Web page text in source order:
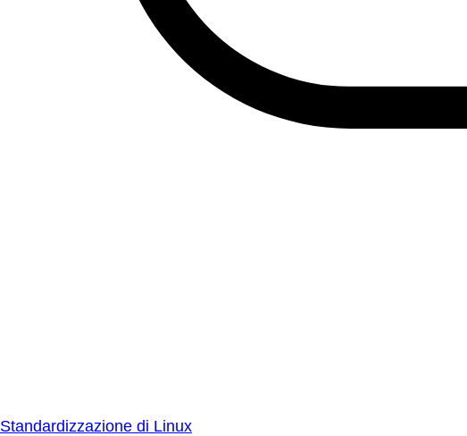
Standardizzazione di Linux